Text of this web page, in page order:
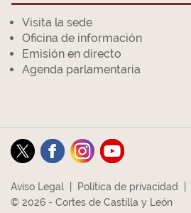
Visita la sede
Oficina de información
Emisión en directo
Agenda parlamentaria
Aviso Legal Política de privacidad
© 2026 - Cortes de Castilla y León